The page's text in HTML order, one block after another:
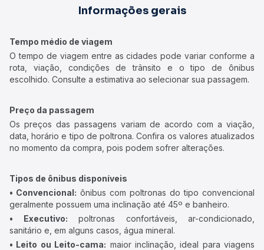
Informações gerais
Tempo médio de viagem
O tempo de viagem entre as cidades pode variar conforme a
rota, viação, condições de trânsito e o tipo de ônibus
escolhido. Consulte a estimativa ao selecionar sua passagem.
Preço da passagem
Os preços das passagens variam de acordo com a viação,
data, horário e tipo de poltrona. Confira os valores atualizados
no momento da compra, pois podem sofrer alterações.
Tipos de ônibus disponíveis
• Convencional: ônibus com poltronas do tipo convencional
geralmente possuem uma inclinação até 45º e banheiro.
• Executivo: poltronas confortáveis, ar-condicionado,
sanitário e, em alguns casos, água mineral.
• Leito ou Leito-cama: maior inclinação, ideal para viagens